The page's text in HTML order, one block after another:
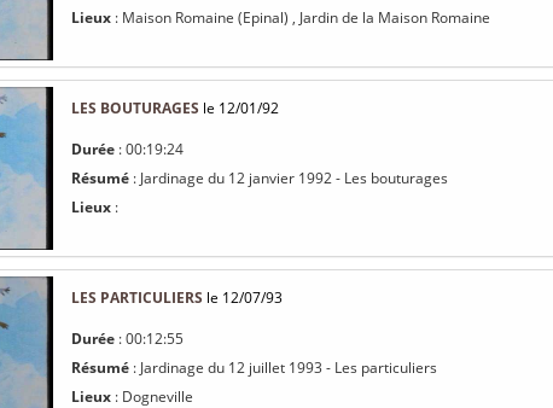
Lieux : Maison Romaine (Epinal) , Jardin de la Maison Romaine
LES BOUTURAGES le 12/01/92
Durée : 00:19:24
Résumé : Jardinage du 12 janvier 1992 - Les bouturages
Lieux :
LES PARTICULIERS le 12/07/93
Durée : 00:12:55
Résumé : Jardinage du 12 juillet 1993 - Les particuliers
Lieux : Dogneville